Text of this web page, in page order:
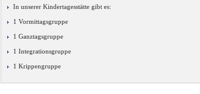
In unserer Kindertagesstätte gibt es:
1 Vormittagsgruppe
1 Ganztagsgruppe
1 Integrationsgruppe
1 Krippengruppe